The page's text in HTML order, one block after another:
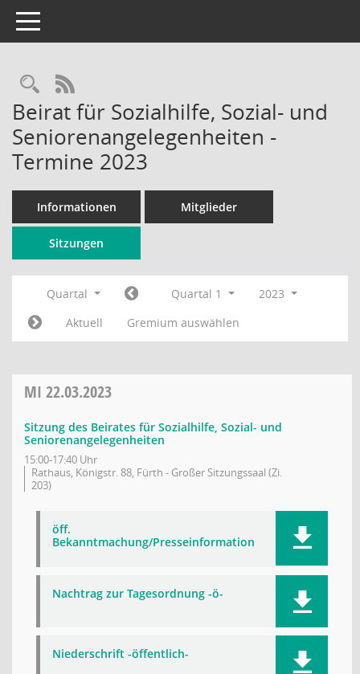
Toggle navigation
Rechercheauswahl
RSS-Feed
Beirat für Sozialhilfe, Sozial- und
Seniorenangelegenheiten -
Termine 2023
Informationen Mitglieder
Sitzungen
Quartal Quartal 1
2023
Aktuell
Gremium auswählen
MI 22.03.2023
Sitzung des Beirates für Sozialhilfe, Sozial- und
Seniorenangelegenheiten
15:00-17:40 Uhr
Rathaus, Königstr. 88, Fürth - Großer Sitzungssaal (Zi.
203)
öff.
Bekanntmachung/Presseinformation
Nachtrag zur Tagesordnung -ö-
Niederschrift -öffentlich-